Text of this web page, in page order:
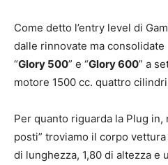
Come detto l’entry level di
dalle rinnovate ma consolidate
“Glory 500” e “Glory 600” a
motore 1500 cc. quattro
Per quanto riguarda la Plug in,
posti” troviamo il corpo
di lunghezza, 1,80 di altezza e